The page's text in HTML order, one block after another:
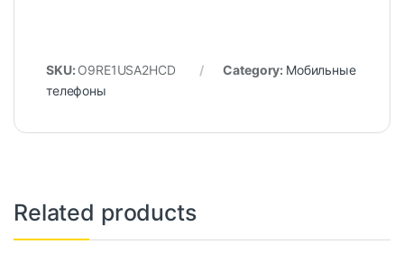
SKU: O9RE1USA2HCD Category: Мобильные
телефоны
Related products